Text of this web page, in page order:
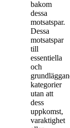
bakom
dessa
motsatspar.
Dessa
motsatspar
till
essentiella
och
kategorier
utan att
dess
uppkomst,
varaktighet